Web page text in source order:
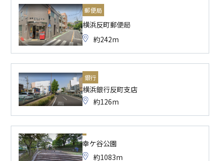
郵便局
横浜反町郵便局
約242m
銀行
横浜銀行反町支店
約126m
幸ケ谷公園
約1083m